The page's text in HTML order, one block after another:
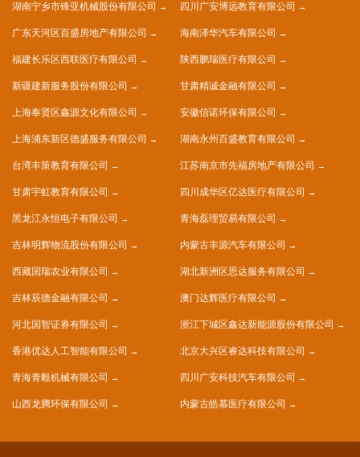
湖南宁乡市锋亚机械股份有限公司 四川广安博远教育有限公司
广东天河区百盛房地产有限公司 海南泽华汽车有限公司
福建长乐区西联医疗有限公司 陕西鹏瑞医疗有限公司
新疆建新服务股份有限公司 甘肃精诚金融有限公司
上海奉贤区鑫源文化有限公司 安徽信诺环保有限公司
上海浦东新区德盛服务有限公司 湖南永州百盛教育有限公司
台湾丰策教育有限公司 江苏南京市先福房地产有限公司
甘肃宇虹教育有限公司 四川成华区亿达医疗有限公司
黑龙江永恒电子有限公司 青海磊理贸易有限公司
吉林明辉物流股份有限公司 内蒙古丰源汽车有限公司
西藏国瑞农业有限公司 湖北新洲区思达服务有限公司
吉林辰德金融有限公司 澳门达辉医疗有限公司
河北国智证券有限公司 浙江下城区鑫达新能源股份有限公司
香港优达人工智能有限公司 北京大兴区睿达科技有限公司
青海青毅机械有限公司 四川广安科技汽车有限公司
山西龙腾环保有限公司 内蒙古皓慕医疗有限公司